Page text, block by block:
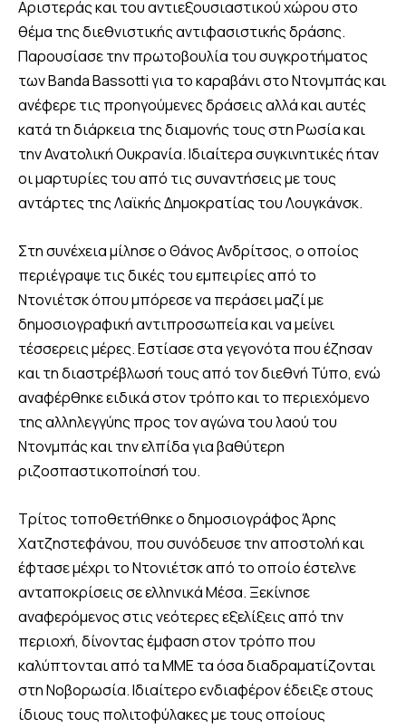
Αριστεράς και του αντιεξουσιαστικού χώρου στο
θέμα της διεθνιστικής αντιφασιστικής δράσης.
Παρουσίασε την πρωτοβουλία του συγκροτήματος
των Banda Bassotti για το καραβάνι στο Ντονμπάς και
ανέφερε τις προηγούμενες δράσεις αλλά και αυτές
κατά τη διάρκεια της διαμονής τους στη Ρωσία και
την Ανατολική Ουκρανία. Ιδιαίτερα συγκινητικές ήταν
οι μαρτυρίες του από τις συναντήσεις με τους
αντάρτες της Λαϊκής Δημοκρατίας του Λουγκάνσκ.
Στη συνέχεια μίλησε ο Θάνος Ανδρίτσος, ο οποίος
περιέγραψε τις δικές του εμπειρίες από το
Ντονιέτσκ όπου μπόρεσε να περάσει μαζί με
δημοσιογραφική αντιπροσωπεία και να μείνει
τέσσερεις μέρες. Εστίασε στα γεγονότα που έζησαν
και τη διαστρέβλωσή τους από τον διεθνή Τύπο, ενώ
αναφέρθηκε ειδικά στον τρόπο και το περιεχόμενο
της αλληλεγγύης προς τον αγώνα του λαού του
Ντονμπάς και την ελπίδα για βαθύτερη
ριζοσπαστικοποίησή του.
Τρίτος τοποθετήθηκε ο δημοσιογράφος Άρης
Χατζηστεφάνου, που συνόδευσε την αποστολή και
έφτασε μέχρι το Ντονιέτσκ από το οποίο έστελνε
ανταποκρίσεις σε ελληνικά Μέσα. Ξεκίνησε
αναφερόμενος στις νεότερες εξελίξεις από την
περιοχή, δίνοντας έμφαση στον τρόπο που
καλύπτονται από τα ΜΜΕ τα όσα διαδραματίζονται
στη Νοβορωσία. Ιδιαίτερο ενδιαφέρον έδειξε στους
ίδιους τους πολιτοφύλακες με τους οποίους